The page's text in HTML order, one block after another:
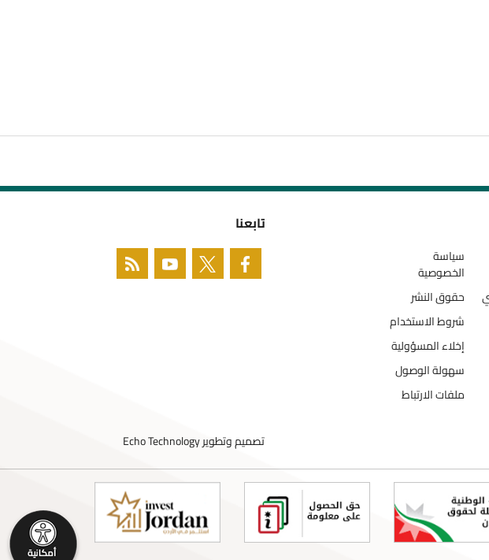
سياسة
الخصوصية
حقوق النشر
شروط الاستخدام
إخلاء المسؤولية
سهولة الوصول
ملفات الارتباط
تابعنا
تصميم وتطويرEcho Technology